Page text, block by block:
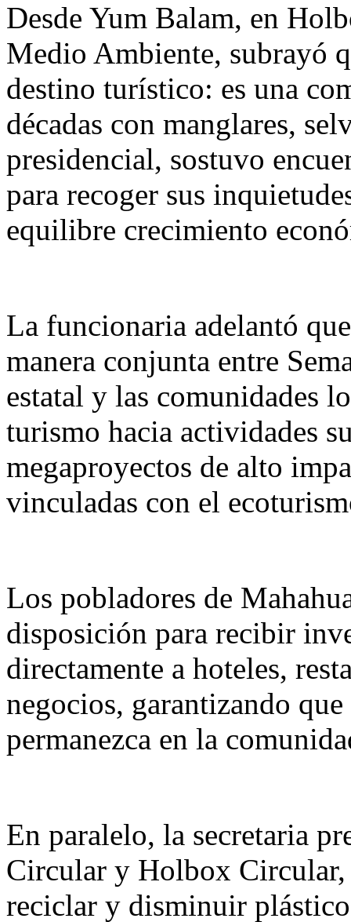
Desde Yum Balam, en
Medio Ambiente, subrayó
destino turístico: es una
décadas con manglares,
presidencial, sostuvo
para recoger sus
equilibre crecimiento
La funcionaria adelantó
manera conjunta entre
estatal y las comunidades
turismo hacia actividades
megaproyectos de alto
vinculadas con el
Los pobladores de
disposición para recibir
directamente a hoteles,
negocios, garantizando
permanezca en la
En paralelo, la secretaria
Circular y Holbox Circular,
reciclar y disminuir